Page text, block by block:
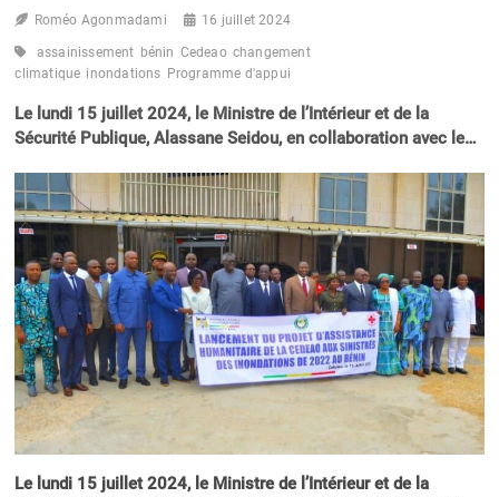
Roméo Agonmadami 16 juillet 2024
assainissement bénin Cedeao changement
climatique inondations Programme d'appui
Le lundi 15 juillet 2024, le Ministre de l’Intérieur et de la
Sécurité Publique, Alassane Seidou, en collaboration avec le…
Le lundi 15 juillet 2024, le Ministre de l’Intérieur et de la